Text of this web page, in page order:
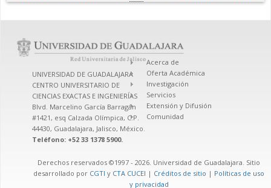
UNIVERSIDAD DE GUADALAJARA
CENTRO UNIVERSITARIO DE
CIENCIAS EXACTAS E INGENIERÍAS
Blvd. Marcelino García Barragán
#1421, esq Calzada Olímpica, C.P.
44430, Guadalajara, Jalisco, México.
Teléfono: +52 33 1378 5900.
Acerca de
Oferta Académica
Investigación
Servicios
Extensión y Difusión
Comunidad
Derechos reservados ©1997 - 2026. Universidad de Guadalajara. Sitio
desarrollado por CGTI y CTA CUCEI | Créditos de sitio | Políticas de uso
y privacidad